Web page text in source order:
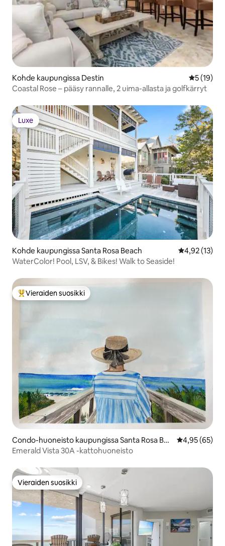
Kohde kaupungissa Destin
5 (19)
Coastal Rose – pääsy rannalle, 2 uima-allasta ja golfkärryt
Luxe
Luxe
Kohde kaupungissa Santa Rosa Beach
4,92 (13)
WaterColor! Pool, LSV, & Bikes! Walk to Seaside!
Vieraiden suosikkien parhaimmistoa
Vieraiden suosikki
Condo-huoneisto kaupungissa Santa Rosa Bea
ch
4,95 (65)
Emerald Vista 30A -kattohuoneisto
Vieraiden suosikki
Vieraiden suosikki